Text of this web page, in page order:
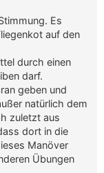
Es
auf den
durch einen
darf.
geben und
natürlich dem
zuletzt aus
dort in die
Manöver
Übungen